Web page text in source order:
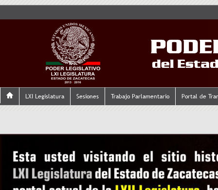
LXI Legislatura Sesiones Trabajo Parlamentario Portal de